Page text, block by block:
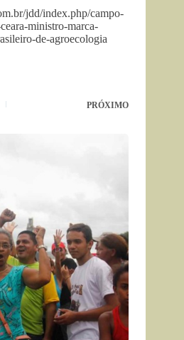
jdd/index.php/campo-
ministro-marca-
de-agroecologia
PRÓXIMO